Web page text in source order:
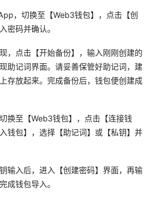
，切换至【Web3钱包】，点击【创
密码并确认。
，点击【开始备份】，输入刚刚创建的
助记词界面。请妥善保管好助记词，建
存放起来。完成备份后，钱包便创建成
换至【Web3钱包】，点击【连接钱
钱包】，选择【助记词】或【私钥】并
输入后，进入【创建密码】界面，再输
成钱包导入。